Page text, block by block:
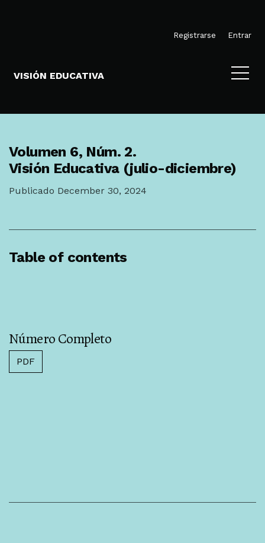
Registrarse Entrar
VISIÓN EDUCATIVA
Volumen 6, Núm. 2.
Visión Educativa (julio-diciembre)
Publicado December 30, 2024
Table of contents
Número Completo
PDF